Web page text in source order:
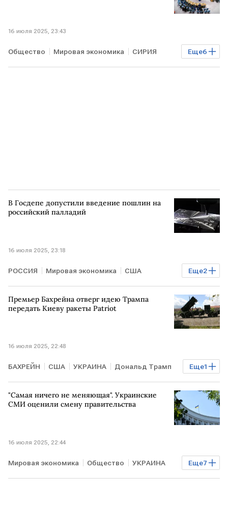
16 июля 2025, 23:43
Еще6
Общество Мировая экономика СИРИЯ
ИЗРАИЛЬ Дамаск Совбез ООН МВД
В Госдепе допустили введение пошлин на
российский палладий
16 июля 2025, 23:18
Еще2
РОССИЯ Мировая экономика США
палладий пошлины
Премьер Бахрейна отверг идею Трампа
передать Киеву ракеты Patriot
16 июля 2025, 22:48
Еще1
БАХРЕЙН США УКРАИНА Дональд Трамп
Хамад бен Иса Аль Халифа
"Самая ничего не меняющая". Украинские
СМИ оценили смену правительства
16 июля 2025, 22:44
Еще7
Мировая экономика Общество УКРАИНА
РФ США Владимир Зеленский